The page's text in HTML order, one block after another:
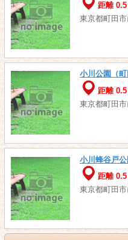
距離
東京都町田市
小川公園（町
距離
東京都町田市
小川蜂谷戸公
距離
東京都町田市